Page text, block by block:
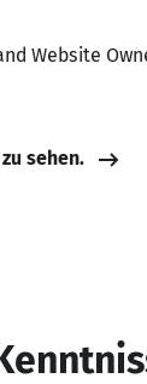
Website
sehen.